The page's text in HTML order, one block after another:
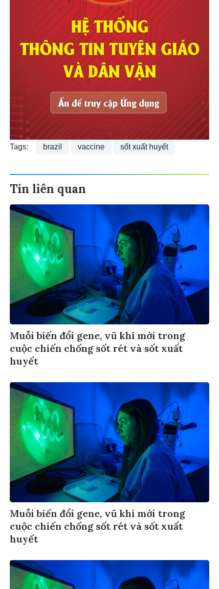
Tags: brazil vaccine sốt xuất huyết
Tin liên quan
Muỗi biến đổi gene, vũ khí mới trong
cuộc chiến chống sốt rét và sốt xuất
huyết
Muỗi biến đổi gene, vũ khí mới trong
cuộc chiến chống sốt rét và sốt xuất
huyết